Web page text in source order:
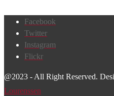
Facebook
Twitter
Instagram
Flickr
@2023 - All Right Reserved.
Lourenssen